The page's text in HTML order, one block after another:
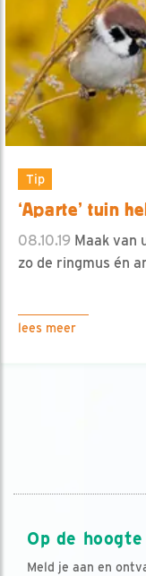
Tip
‘Aparte’ tuin
08.10.19 Maak van
zo de ringmus én
lees meer
Op de
Meld je aan en